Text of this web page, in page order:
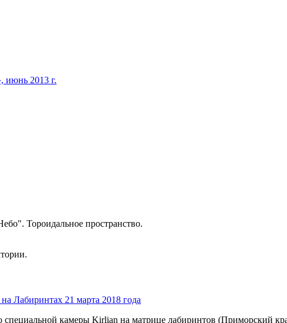
июнь 2013 г.
Тороидальное пространство.
Лабиринтах 21 марта 2018 года
специальной камеры Kirlian на матрице лабиринтов (Приморский